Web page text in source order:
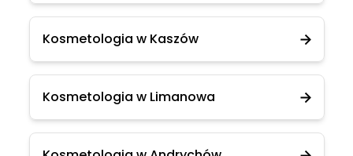
Kosmetologia w Kaszów
Kosmetologia w Limanowa